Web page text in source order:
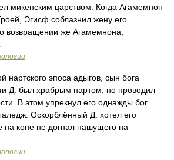
микенским царством. Когда Агамемнон
Эгисф соблазнил жену его
возвращении же Агамемнона,
нартского эпоса адыгов, сын бога
Д. был храбрым нартом, но проводил
В этом упрекнул его однажды бог
Оскорблённый Д. хотел его
на коне не догнал пашущего на